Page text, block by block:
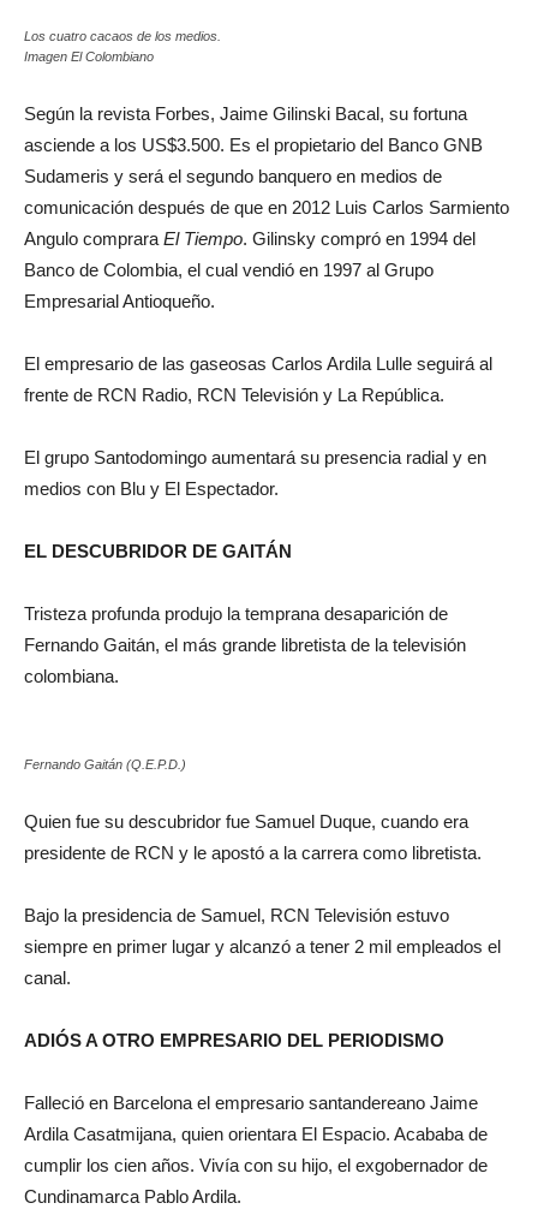
Los cuatro cacaos de los medios.
Imagen El Colombiano
Según la revista Forbes, Jaime Gilinski Bacal, su fortuna
asciende a los US$3.500. Es el propietario del Banco GNB
Sudameris y será el segundo banquero en medios de
comunicación después de que en 2012 Luis Carlos Sarmiento
Angulo comprara El Tiempo. Gilinsky compró en 1994 del
Banco de Colombia, el cual vendió en 1997 al Grupo
Empresarial Antioqueño.
El empresario de las gaseosas Carlos Ardila Lulle seguirá al
frente de RCN Radio, RCN Televisión y La República.
El grupo Santodomingo aumentará su presencia radial y en
medios con Blu y El Espectador.
EL DESCUBRIDOR DE GAITÁN
Tristeza profunda produjo la temprana desaparición de
Fernando Gaitán, el más grande libretista de la televisión
colombiana.
Fernando Gaitán (Q.E.P.D.)
Quien fue su descubridor fue Samuel Duque, cuando era
presidente de RCN y le apostó a la carrera como libretista.
Bajo la presidencia de Samuel, RCN Televisión estuvo
siempre en primer lugar y alcanzó a tener 2 mil empleados el
canal.
ADIÓS A OTRO EMPRESARIO DEL PERIODISMO
Falleció en Barcelona el empresario santandereano Jaime
Ardila Casatmijana, quien orientara El Espacio. Acababa de
cumplir los cien años. Vivía con su hijo, el exgobernador de
Cundinamarca Pablo Ardila.